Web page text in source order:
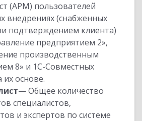
(АРМ) пользователей
внедрениях (снабженных
подтверждением клиента)
предприятием 2»,
производственным
8» и 1С-Совместных
основе.
— Общее количество
специалистов,
и экспертов по системе